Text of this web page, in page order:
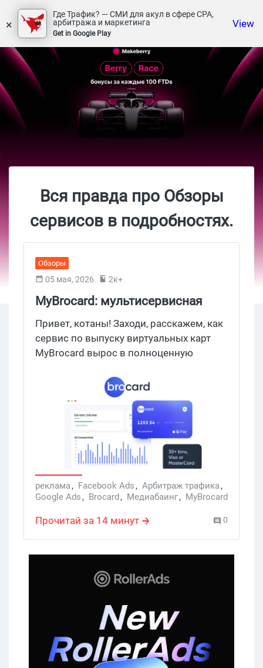
×
Где Трафик? — СМИ для акул в сфере СРА,
арбитража и маркетинга
Get in Google Play
View
Вся правда про Обзоры
сервисов в подробностях.
Обзоры
05 мая, 2026 2к+
MyBrocard: мультисервисная
платформа для арбитража
Привет, котаны! Заходи, расскажем, как
сервис по выпуску виртуальных карт
MyBrocard вырос в полноценную
уже не захочешь расставаться.
MyBrocard объединяет под одной
крышей все, что нужно медиабаеру
сегодня: виртуальные карты на 30+ BIN
с поддержкой Apple Pay и GPay;
агентские кабинеты для FB, Google Ads,
TG Ads и Moloco; прокси под любое ГЕО;
массовые выплаты для СНГ и
объемный маркетплейс с расходниками
и доп.сервисами из закрытой
арбитражной среды. А самое приятное
бесплатно. Погнали!
реклама, Facebook Ads, Арбитраж трафика,
Google Ads, Brocard , Медиабаинг, MyBrocard
Прокси,Обзоры сервисов
Прочитай за 14 минут 0